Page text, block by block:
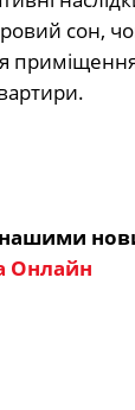
сон,
нашими
Онлайн